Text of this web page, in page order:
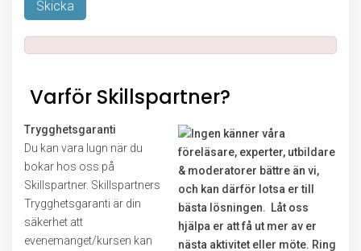
Lämna detta fält tomt.
Varför Skillspartner?
Trygghetsgaranti
Du kan vara lugn när du
bokar hos oss på
Skillspartner. Skillspartners
Trygghetsgaranti är din
säkerhet att
evenemanget/kursen kan